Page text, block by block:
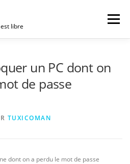
libre
Menu
un PC dont on
de passe
TUXICOMAN
dont on a perdu le mot de passe